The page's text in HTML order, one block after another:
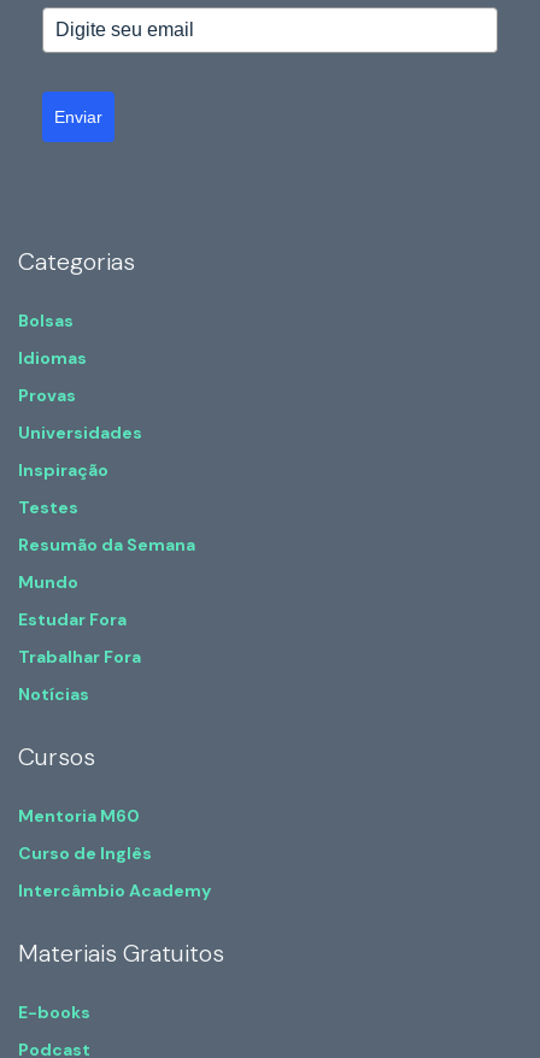
Enviar
Categorias
Bolsas
Idiomas
Provas
Universidades
Inspiração
Testes
Resumão da Semana
Mundo
Estudar Fora
Trabalhar Fora
Notícias
Cursos
Mentoria M60
Curso de Inglês
Intercâmbio Academy
Materiais Gratuitos
E-books
Podcast